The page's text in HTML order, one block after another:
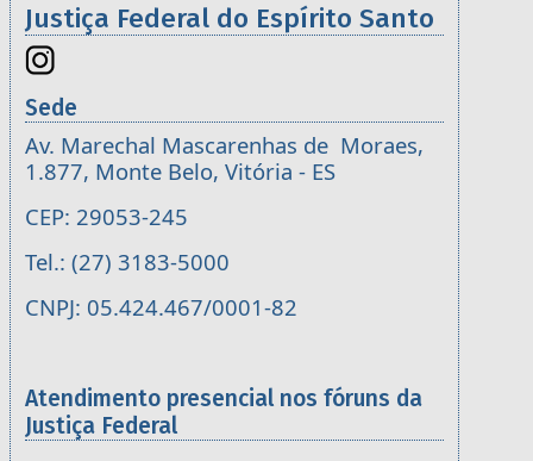
Justiça Federal do Espírito Santo
Sede
Av. Marechal Mascarenhas de Moraes,
1.877, Monte Belo, Vitória - ES
CEP: 29053-245
Tel.: (27) 3183-5000
CNPJ: 05.424.467/0001-82
Atendimento presencial nos fóruns da
Justiça Federal